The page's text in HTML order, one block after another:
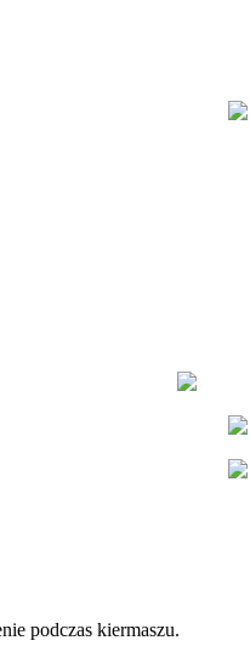
podczas kiermaszu.